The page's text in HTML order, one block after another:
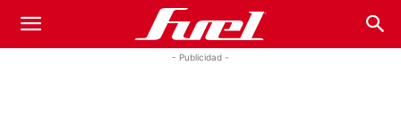
Fuel
- Publicidad -